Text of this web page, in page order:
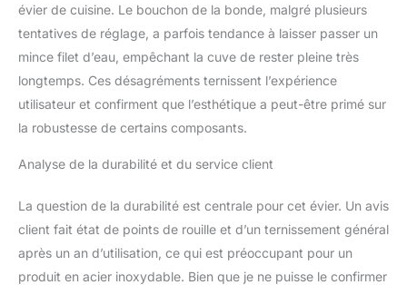
évier de cuisine. Le bouchon de la bonde, malgré plusieurs
tentatives de réglage, a parfois tendance à laisser passer un
mince filet d’eau, empêchant la cuve de rester pleine très
longtemps. Ces désagréments ternissent l’expérience
utilisateur et confirment que l’esthétique a peut-être primé sur
la robustesse de certains composants.
Analyse de la durabilité et du service client
La question de la durabilité est centrale pour cet évier. Un avis
client fait état de points de rouille et d’un ternissement général
après un an d’utilisation, ce qui est préoccupant pour un
produit en acier inoxydable. Bien que je ne puisse le confirmer